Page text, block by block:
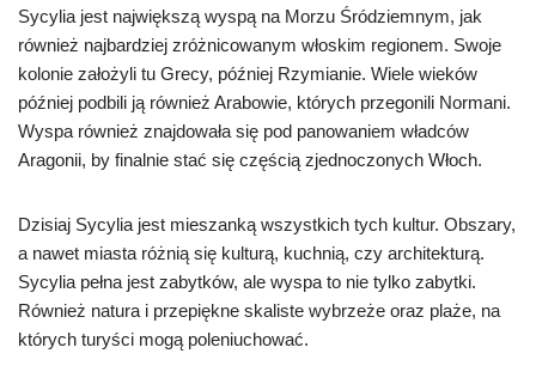
Sycylia jest największą wyspą na Morzu Śródziemnym, jak
również najbardziej zróżnicowanym włoskim regionem. Swoje
kolonie założyli tu Grecy, później Rzymianie. Wiele wieków
później podbili ją również Arabowie, których przegonili Normani.
Wyspa również znajdowała się pod panowaniem władców
Aragonii, by finalnie stać się częścią zjednoczonych Włoch.
Dzisiaj Sycylia jest mieszanką wszystkich tych kultur. Obszary,
a nawet miasta różnią się kulturą, kuchnią, czy architekturą.
Sycylia pełna jest zabytków, ale wyspa to nie tylko zabytki.
Również natura i przepiękne skaliste wybrzeże oraz plaże, na
których turyści mogą poleniuchować.